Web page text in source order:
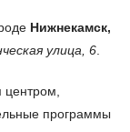
Нижнекамск,
улица, 6
программы